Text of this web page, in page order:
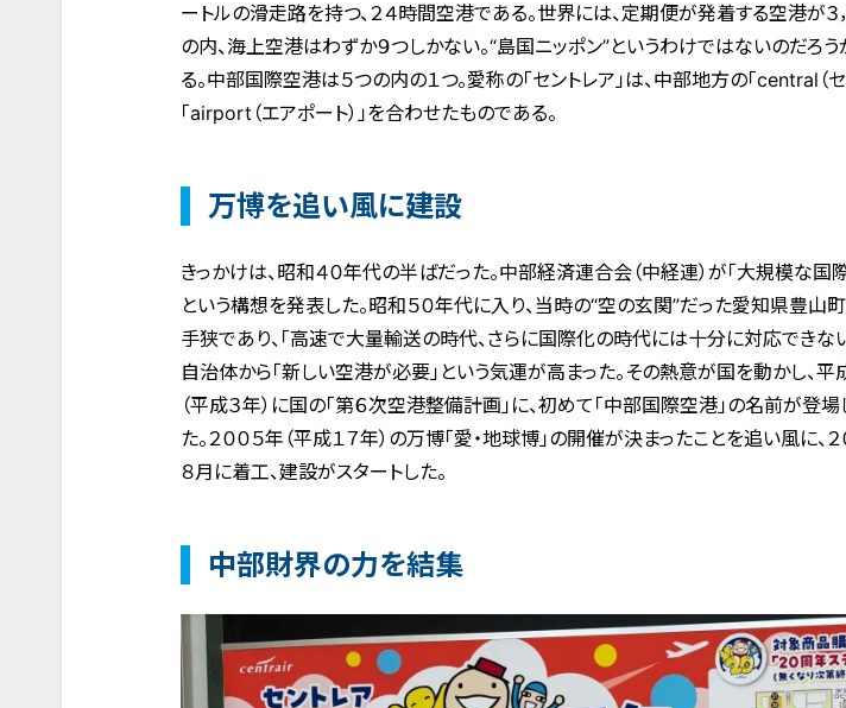
ートルの滑走路を持つ、２４時間空港である。世界には、定期便が発着する空港が３
の内、海上空港はわずか９つしかない。“島国ニッポン”というわけではないのだろう
る。中部国際空港は５つの内の１つ。愛称の「セントレア」は、中部地方の「central（
「airport（エアポート）」を合わせたものである。
万博を追い風に建設
きっかけは、昭和４０年代の半ばだった。中部経済連合会（中経連）が「大規模な国
という構想を発表した。昭和５０年代に入り、当時の“空の玄関”だった愛知県豊山
手狭であり、「高速で大量輸送の時代、さらに国際化の時代には十分に対応できな
自治体から「新しい空港が必要」という気運が高まった。その熱意が国を動かし、平
（平成３年）に国の「第６次空港整備計画」に、初めて「中部国際空港」の名前が登
た。２００５年（平成１７年）の万博「愛・地球博」の開催が決まったことを追い風に、２
８月に着工、建設がスタートした。
中部財界の力を結集